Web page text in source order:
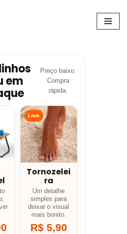
em
Preço baixo.
Compra
rápida.
Look
Tornozelei
ra
Um detalhe
simples para
deixar o visual
mais bonito.
R$ 5,90